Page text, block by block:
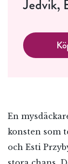
Jedvik,
En
konsten som
och Esti